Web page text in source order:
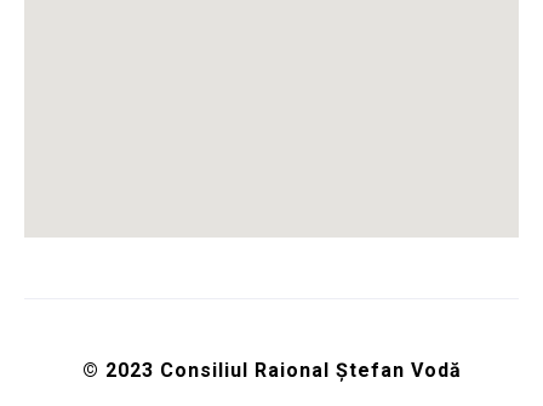
© 2023 Consiliul Raional Ștefan Vodă